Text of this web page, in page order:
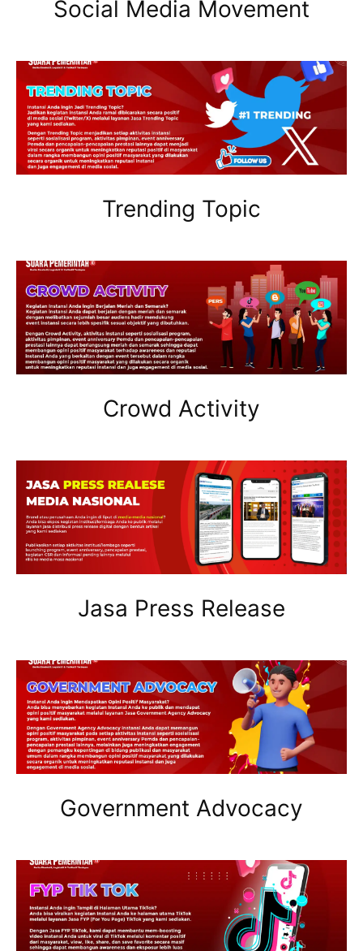
Social Media Movement
Trending Topic
Crowd Activity
Jasa Press Release
Government Advocacy